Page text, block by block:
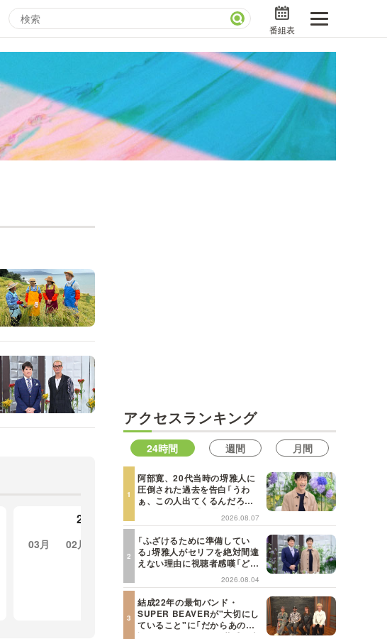
番組表
3分で読める！『ザ・リーダー』たちの泣き笑い
所さんお届けモノです！の気になるトコロ
マニアックでメカニカルそしてＭＢＳ的なＭなスポー
2023年
03月 02月
2022年
12月 11月 10月
09月
08月
07月 06月
05月
04月
02月 01月
アクセスランキング
24時間 週間 月間
阿部寛、20代当時の堺雅人に
圧倒された過去を告白「うわ
ぁ、この人出てくるんだろう
な、と思った」【日曜日の初耳
学】
2026.08.07
「ふざけるために準備してい
る」堺雅人がセリフを絶対間違
えない理由に視聴者感嘆「どん
な仕事にも当てはまる」【日曜
日の初耳学】
2026.08.04
結成22年の最旬バンド・
SUPER BEAVERが"大切にし
ていること"に「だからあの歌
詞が届けられるんだ」共感の声